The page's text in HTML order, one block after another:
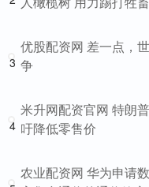
3
优股配资网 差一点，
争
4
米升网配资官网 特朗
吁降低零售价
农业配资网 华为申请